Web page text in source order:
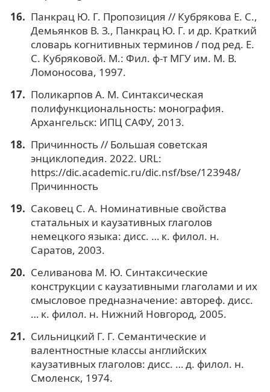
Панкрац Ю. Г. Пропозиция // Кубрякова Е. С.,
Демьянков В. З., Панкрац Ю. Г. и др. Краткий
словарь когнитивных терминов / под ред. Е.
С. Кубряковой. М.: Фил. ф-т МГУ им. М. В.
Ломоносова, 1997.
Поликарпов А. М. Синтаксическая
полифункциональность: монография.
Архангельск: ИПЦ САФУ, 2013.
Причинность // Большая советская
энциклопедия. 2022. URL:
https://dic.academic.ru/dic.nsf/bse/123948/
Причинность
Саковец С. А. Номинативные свойства
статальных и каузативных глаголов
немецкого языка: дисс. … к. филол. н.
Саратов, 2003.
Селиванова М. Ю. Синтаксические
конструкции с каузативными глаголами и их
смысловое предназначение: автореф. дисс.
… к. филол. н. Нижний Новгород, 2005.
Сильницкий Г. Г. Семантические и
валентностные классы английских
каузативных глаголов: дисс. … д. филол. н.
Смоленск, 1974.